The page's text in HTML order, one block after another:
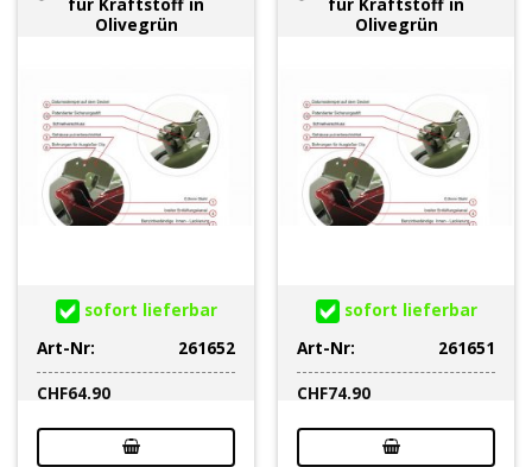
Olivegrün
sofort lieferbar
Art-Nr:
261652
CHF64.90
Olivegrün
sofort lieferbar
Art-Nr:
261651
CHF74.90